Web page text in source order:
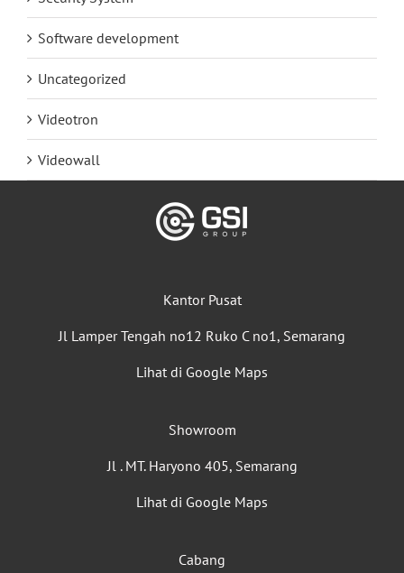
Software development
Uncategorized
Videotron
Videowall
Kantor Pusat
Jl Lamper Tengah no12 Ruko C no1, Semarang
Lihat di Google Maps
Showroom
Jl . MT. Haryono 405, Semarang
Lihat di Google Maps
Cabang